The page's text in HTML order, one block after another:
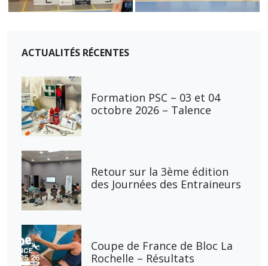
ACTUALITÉS RÉCENTES
Formation PSC – 03 et 04
octobre 2026 – Talence
Retour sur la 3ème édition
des Journées des Entraineurs
Coupe de France de Bloc La
Rochelle – Résultats